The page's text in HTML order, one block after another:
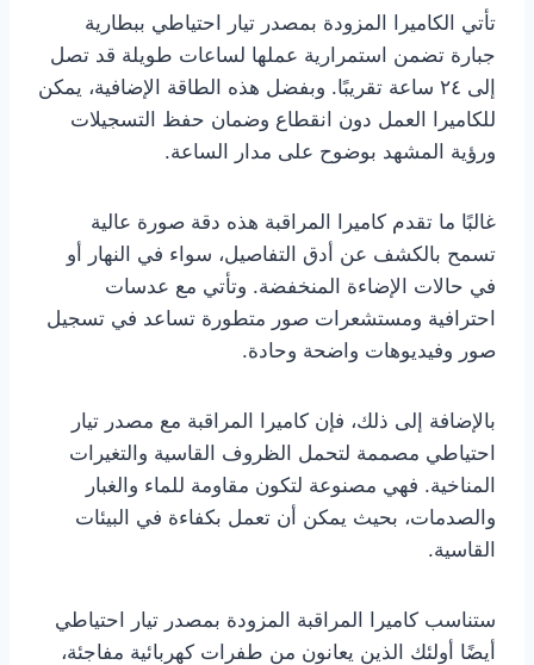
تأتي الكاميرا المزودة بمصدر تيار احتياطي ببطارية
جبارة تضمن استمرارية عملها لساعات طويلة قد تصل
إلى ٢٤ ساعة تقريبًا. وبفضل هذه الطاقة الإضافية، يمكن
للكاميرا العمل دون انقطاع وضمان حفظ التسجيلات
ورؤية المشهد بوضوح على مدار الساعة.
غالبًا ما تقدم كاميرا المراقبة هذه دقة صورة عالية
تسمح بالكشف عن أدق التفاصيل، سواء في النهار أو
في حالات الإضاءة المنخفضة. وتأتي مع عدسات
احترافية ومستشعرات صور متطورة تساعد في تسجيل
صور وفيديوهات واضحة وحادة.
بالإضافة إلى ذلك، فإن كاميرا المراقبة مع مصدر تيار
احتياطي مصممة لتحمل الظروف القاسية والتغيرات
المناخية. فهي مصنوعة لتكون مقاومة للماء والغبار
والصدمات، بحيث يمكن أن تعمل بكفاءة في البيئات
القاسية.
ستناسب كاميرا المراقبة المزودة بمصدر تيار احتياطي
أيضًا أولئك الذين يعانون من طفرات كهربائية مفاجئة،